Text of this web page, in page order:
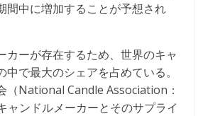
間中に増加することが予想され
カーが存在するため、世界のキャ
中で最大のシェアを占めている。
（National Candle Association：
ャンドルメーカーとそのサプライ